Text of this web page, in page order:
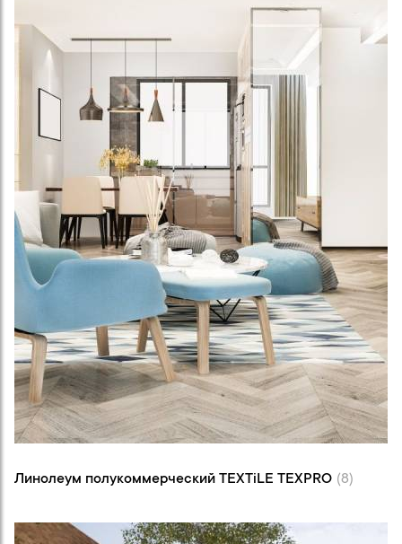
TEXPRO (8)
Линолеум полукоммерческий TEXTiLE TEXPRO (8)